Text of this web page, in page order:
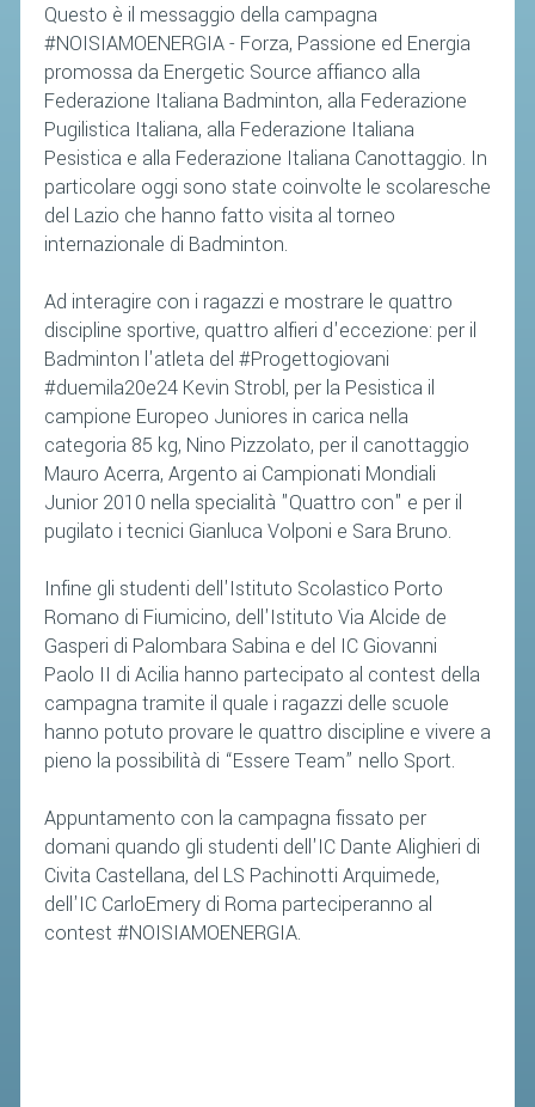
Questo è il messaggio della campagna
#NOISIAMOENERGIA - Forza, Passione ed Energia
promossa da Energetic Source affianco alla
Federazione Italiana Badminton, alla Federazione
Pugilistica Italiana, alla Federazione Italiana
Pesistica e alla Federazione Italiana Canottaggio. In
particolare oggi sono state coinvolte le scolaresche
del Lazio che hanno fatto visita al torneo
internazionale di Badminton.
Ad interagire con i ragazzi e mostrare le quattro
discipline sportive, quattro alfieri d'eccezione: per il
Badminton l'atleta del #Progettogiovani
#duemila20e24 Kevin Strobl, per la Pesistica il
campione Europeo Juniores in carica nella
categoria 85 kg, Nino Pizzolato, per il canottaggio
Mauro Acerra, Argento ai Campionati Mondiali
Junior 2010 nella specialità "Quattro con" e per il
pugilato i tecnici Gianluca Volponi e Sara Bruno.
Infine gli studenti dell'Istituto Scolastico Porto
Romano di Fiumicino, dell'Istituto Via Alcide de
Gasperi di Palombara Sabina e del IC Giovanni
Paolo II di Acilia hanno partecipato al contest della
campagna tramite il quale i ragazzi delle scuole
hanno potuto provare le quattro discipline e vivere a
pieno la possibilità di “Essere Team” nello Sport.
Appuntamento con la campagna fissato per
domani quando gli studenti dell'IC Dante Alighieri di
Civita Castellana, del LS Pachinotti Arquimede,
dell'IC CarloEmery di Roma parteciperanno al
contest #NOISIAMOENERGIA.